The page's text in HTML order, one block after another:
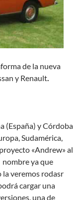
de la nueva
y Renault.
(España) y Córdoba
Sudamérica,
«Andrew» al
nombre ya que
la veremos rodasr
cargar una
una de